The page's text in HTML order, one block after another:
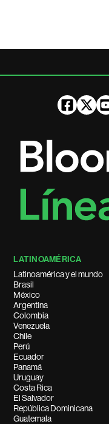
LATINOAMÉRICA
Latinoamérica y el mundo
Brasil
México
Argentina
Colombia
Venezuela
Chile
Perú
Ecuador
Panamá
Uruguay
Costa Rica
El Salvador
República Dominicana
Guatemala